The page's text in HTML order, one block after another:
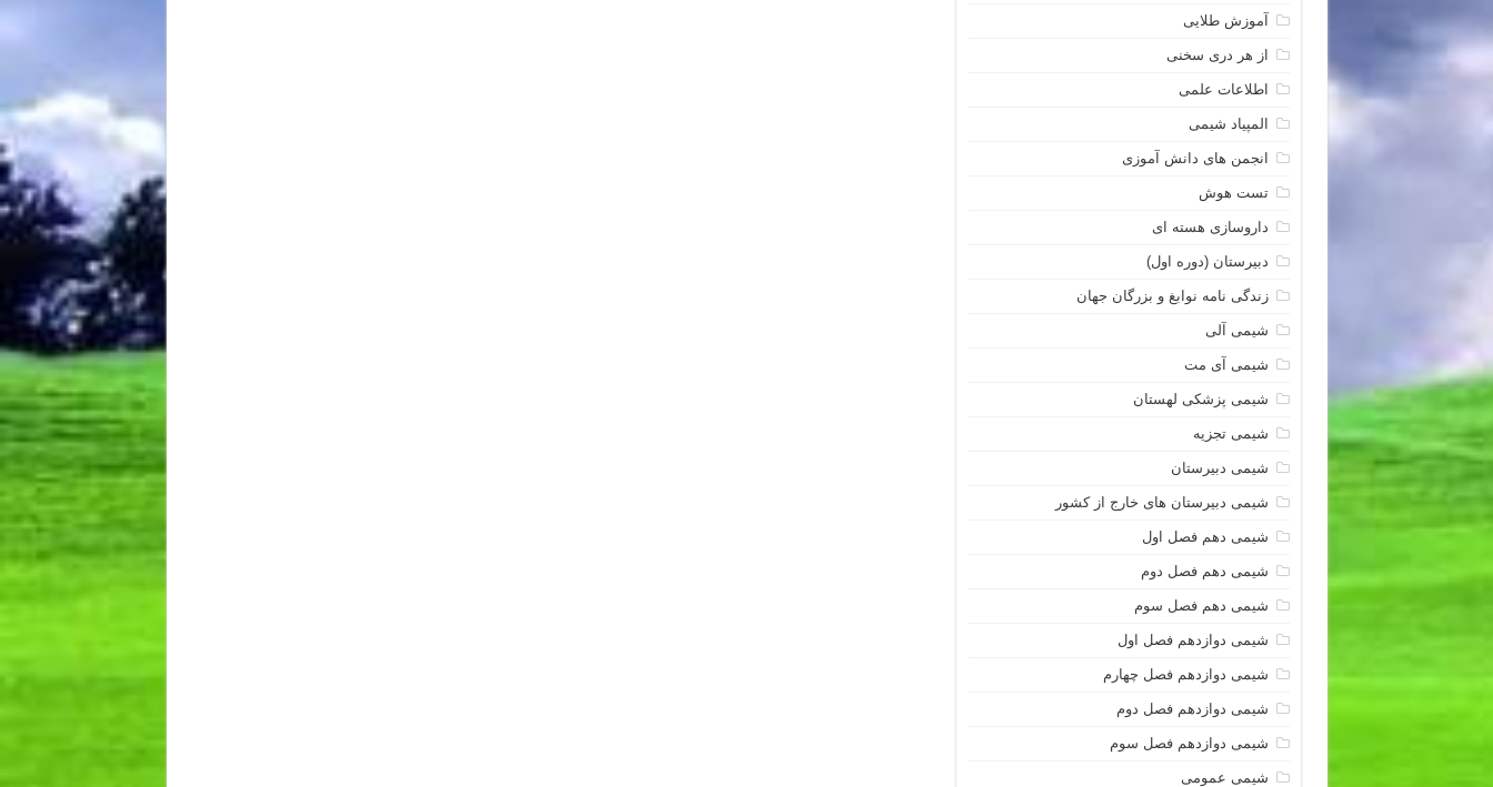
آموزش طلایی
از هر دری سخنی
اطلاعات علمی
المپیاد شیمی
انجمن های دانش آموزی
تست هوش
داروسازی هسته ای
دبیرستان (دوره اول)
زندگی نامه نوابغ و بزرگان جهان
شیمی آلی
شیمی آی مت
شیمی پزشکی لهستان
شیمی تجزیه
شیمی دبیرستان
شیمی دبیرستان های خارج از کشور
شیمی دهم فصل اول
شیمی دهم فصل دوم
شیمی دهم فصل سوم
شیمی دوازدهم فصل اول
شیمی دوازدهم فصل چهارم
شیمی دوازدهم فصل دوم
شیمی دوازدهم فصل سوم
شیمی عمومی